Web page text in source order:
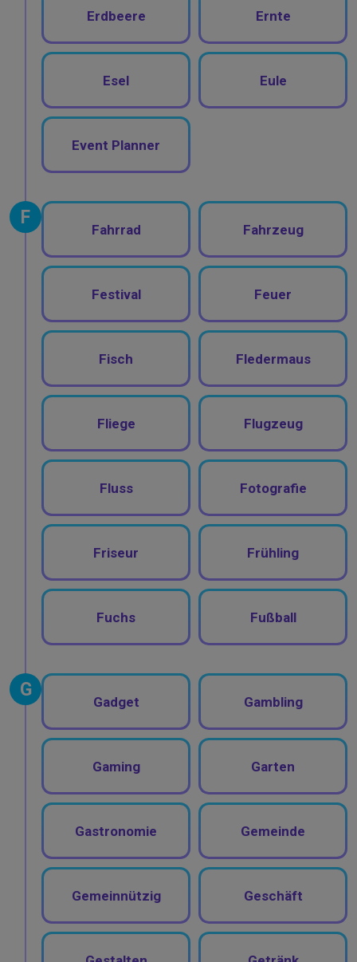
Erdbeere Ernte
Esel Eule
Event Planner
F
Fahrrad Fahrzeug
Festival Feuer
Fisch Fledermaus
Fliege Flugzeug
Fluss Fotografie
Friseur Frühling
Fuchs Fußball
G
Gadget Gambling
Gaming Garten
Gastronomie Gemeinde
Gemeinnützig Geschäft